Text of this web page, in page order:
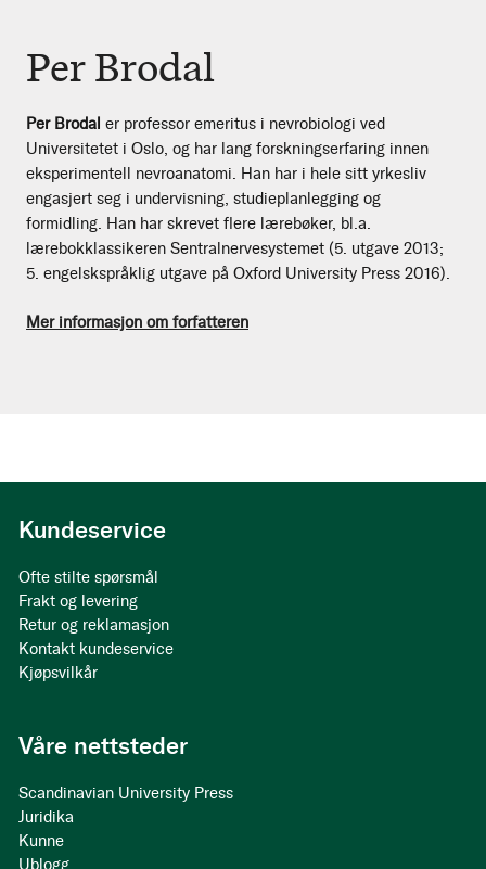
Per Brodal
Per Brodal er professor emeritus i nevrobiologi ved
Universitetet i Oslo, og har lang forskningserfaring innen
eksperimentell nevroanatomi. Han har i hele sitt yrkesliv
engasjert seg i undervisning, studieplanlegging og
formidling. Han har skrevet flere lærebøker, bl.a.
lærebokklassikeren Sentralnervesystemet (5. utgave 2013;
5. engelskspråklig utgave på Oxford University Press 2016).
Mer informasjon om forfatteren
Kundeservice
Ofte stilte spørsmål
Frakt og levering
Retur og reklamasjon
Kontakt kundeservice
Kjøpsvilkår
Våre nettsteder
Scandinavian University Press
Juridika
Kunne
Ublogg